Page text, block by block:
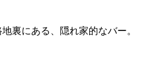
裏にある、隠れ家的なバー。